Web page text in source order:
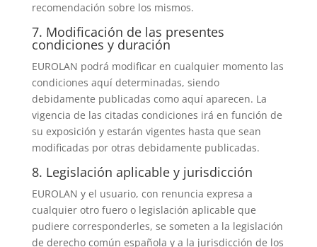
recomendación sobre los mismos.
7. Modificación de las presentes
condiciones y duración
EUROLAN podrá modificar en cualquier momento las
condiciones aquí determinadas, siendo
debidamente publicadas como aquí aparecen. La
vigencia de las citadas condiciones irá en función de
su exposición y estarán vigentes hasta que sean
modificadas por otras debidamente publicadas.
8. Legislación aplicable y jurisdicción
EUROLAN y el usuario, con renuncia expresa a
cualquier otro fuero o legislación aplicable que
pudiere corresponderles, se someten a la legislación
de derecho común española y a la jurisdicción de los